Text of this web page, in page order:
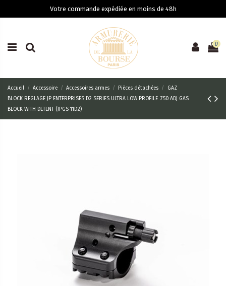
Votre commande expédiée en moins de 48h
0
Accueil Accessoire Accessoires armes Pièces détachées
GAZ
BLOCK REGLAGE JP ENTERPRISES D2 SERIES ULTRA LOW PROFILE .750 ADJ GAS
BLOCK WITH DETENT (JPGS-11D2)